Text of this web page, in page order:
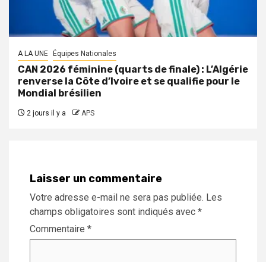
A LA UNE Équipes Nationales
CAN 2026 féminine (quarts de finale) : L’Algérie
renverse la Côte d’Ivoire et se qualifie pour le
Mondial brésilien
2 jours il y a APS
Laisser un commentaire
Votre adresse e-mail ne sera pas publiée. Les
champs obligatoires sont indiqués avec *
Commentaire *